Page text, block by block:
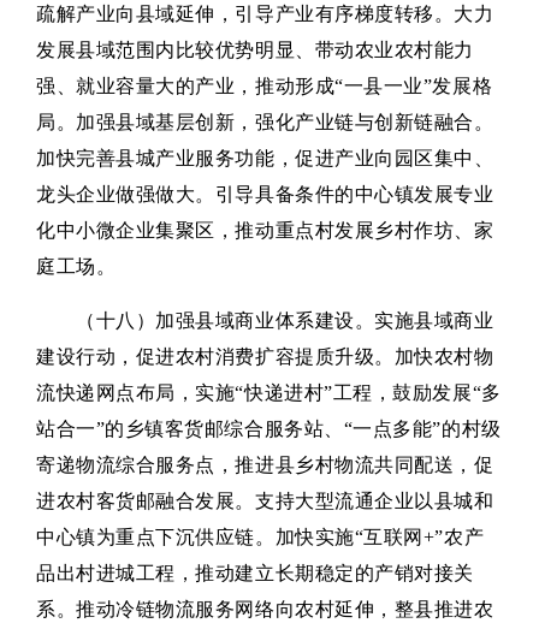
疏解产业向县域延伸，引导产业有序梯度转移。大力
发展县域范围内比较优势明显、带动农业农村能力
强、就业容量大的产业，推动形成“一县一业”发展格
局。加强县域基层创新，强化产业链与创新链融合。
加快完善县城产业服务功能，促进产业向园区集中、
龙头企业做强做大。引导具备条件的中心镇发展专业
化中小微企业集聚区，推动重点村发展乡村作坊、家
庭工场。
（十八）加强县域商业体系建设。实施县域商业
建设行动，促进农村消费扩容提质升级。加快农村物
流快递网点布局，实施“快递进村”工程，鼓励发展“多
站合一”的乡镇客货邮综合服务站、“一点多能”的村级
寄递物流综合服务点，推进县乡村物流共同配送，促
进农村客货邮融合发展。支持大型流通企业以县城和
中心镇为重点下沉供应链。加快实施“互联网+”农产
品出村进城工程，推动建立长期稳定的产销对接关
系。推动冷链物流服务网络向农村延伸，整县推进农